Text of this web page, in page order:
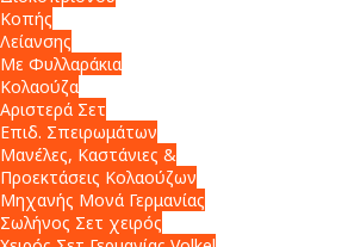
Κοπής
Λείανσης
Με Φυλλαράκια
Κολαούζα
Αριστερά Σετ
Επιδ. Σπειρωμάτων
Μανέλες, Καστάνιες &
Προεκτάσεις Κολαούζων
Μηχανής Μονά Γερμανίας
Σωλήνος Σετ χειρός